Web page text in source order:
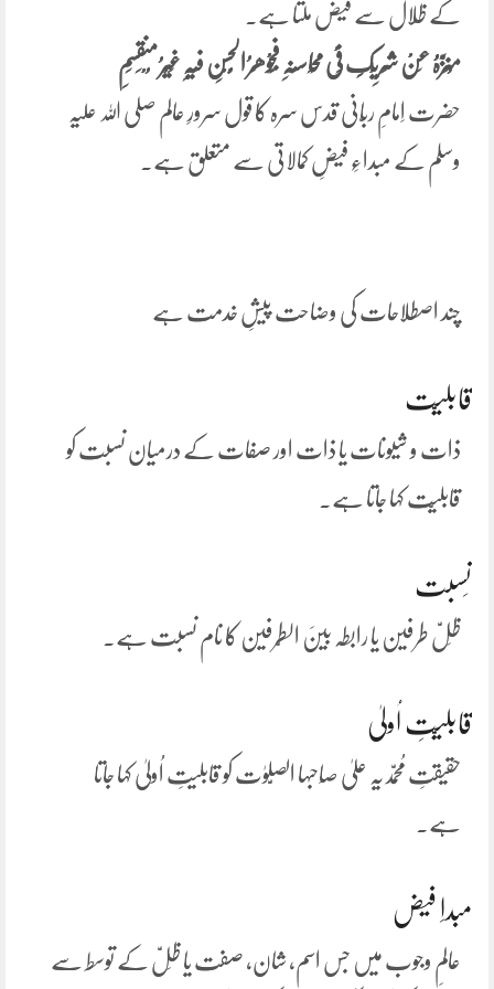
کے ظِلال سے فیض ملتا ہے۔
مُنَزَّہُُ عَنْ شَرِیْکِِ فِیْ مَحَاسِنِہِ فَجَوْھَرُ الْحُسْنِ فِیْہِ غَیْرُ مُنْقَسِمِ
حضرت اِمامِ ربّانی قدس سرہ کا قول سرورِ عالم صلی اللہ علیہ
وسلم کے مبداءِ فیضِ کمالاتی سے متعلق ہے۔
چند اصطلاحات کی وضاحت پیشِ خدمت ہے
قابلیّت
ذات و شیونات یا ذات اور صفات کے درمیان نسبت کو
قابلیّت کہا جاتا ہے۔
نِسبت
ظِلّ طرفین یا رابطہ بینَ الطّرفین کا نام نسبت ہے۔
قابلیّتِ اُولیٰ
حقیقتِ مُحمّدیہ علیٰ صَاحبہا الصَّلوٰت کو قابلیتِ اُولیٰ کہا جاتا
ہے۔
مبداِ فیض
عالمِ وجوب میں جس اسم، شان، صفت یا ظِلّ کے توسط سے